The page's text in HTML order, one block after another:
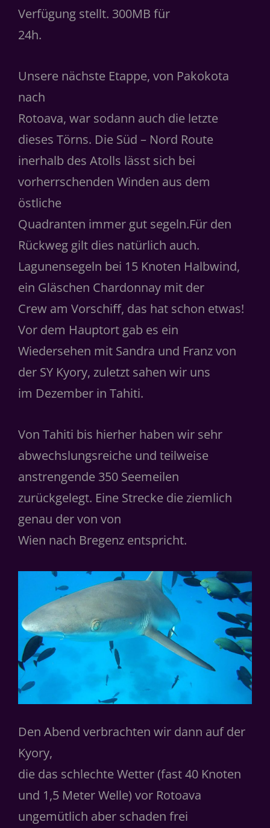
Verfügung stellt. 300MB für
24h.
Unsere nächste Etappe, von Pakokota
nach
Rotoava, war sodann auch die letzte
dieses Törns. Die Süd – Nord Route
inerhalb des Atolls lässt sich bei
vorherrschenden Winden aus dem
östliche
Quadranten immer gut segeln.Für den
Rückweg gilt dies natürlich auch.
Lagunensegeln bei 15 Knoten Halbwind,
ein Gläschen Chardonnay mit der
Crew am Vorschiﬀ, das hat schon etwas!
Vor dem Hauptort gab es ein
Wiedersehen mit Sandra und Franz von
der SY Kyory, zuletzt sahen wir uns
im Dezember in Tahiti.
Von Tahiti bis hierher haben wir sehr
abwechslungsreiche und teilweise
anstrengende 350 Seemeilen
zurückgelegt. Eine Strecke die ziemlich
genau der von von
Wien nach Bregenz entspricht.
Den Abend verbrachten wir dann auf der
Kyory,
die das schlechte Wetter (fast 40 Knoten
und 1,5 Meter Welle) vor Rotoava
ungemütlich aber schaden frei